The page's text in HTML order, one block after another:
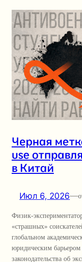
Черная
use
в Китай
Июл 6, 2026—
Физик-
«страшных»
глобальном
юридическим барьером
законодательства об